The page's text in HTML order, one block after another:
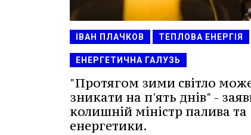
ІВАН ПЛАЧКОВ ТЕПЛОВА ЕНЕРГІЯ
ЕНЕРГЕТИЧНА ГАЛУЗЬ
"Протягом зими світло
зникати на п'ять днів" -
колишній міністр палива та
енергетики.